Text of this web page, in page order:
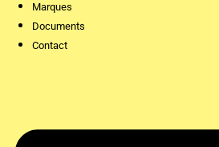
Marques
Documents
Contact